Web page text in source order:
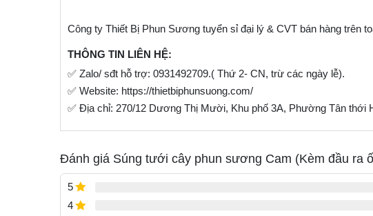
Công ty Thiết Bị Phun Sương tuyển sỉ đại lý & CVT bán hàng trên
THÔNG TIN LIÊN HỆ:
✅ Zalo/ sđt hỗ trợ: 0931492709.( Thứ 2- CN, trừ các ngày lễ).
✅ Website: https://thietbiphunsuong.com/
✅ Địa chỉ: 270/12 Dương Thị Mười, Khu phố 3A, Phường Tân thới
Đánh giá Súng tưới cây phun sương Cam (Kèm đầu ra
5
4